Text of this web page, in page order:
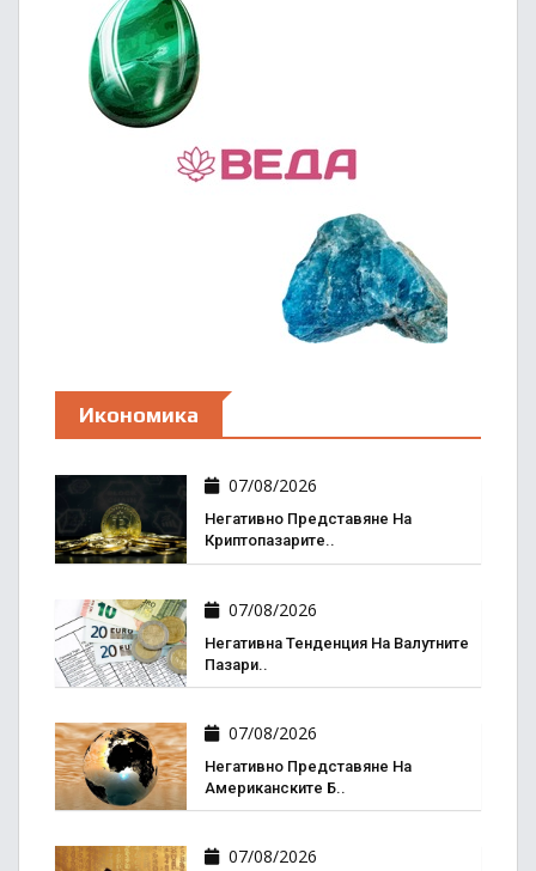
Икономика
07/08/2026
Негативно Представяне На
Криптопазарите..
07/08/2026
Негативна Тенденция На Валутните
Пазари..
07/08/2026
Негативно Представяне На
Американските Б..
07/08/2026